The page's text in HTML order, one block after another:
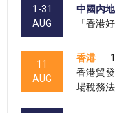
1-31
AUG
中國內地
「香港
11
AUG
香港
香港貿
場稅務法